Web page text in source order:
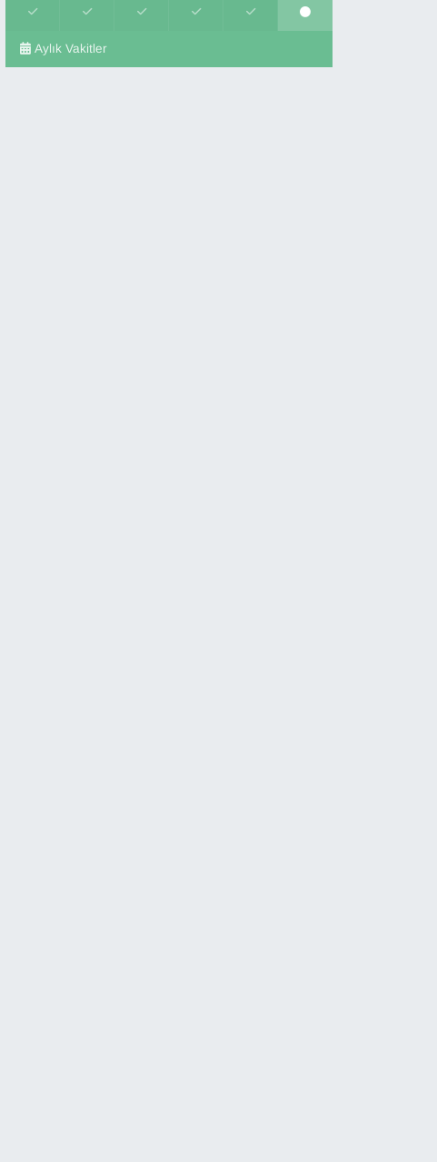
Aylık Vakitler